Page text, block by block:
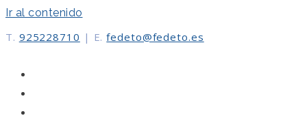
Ir al contenido
T. 925228710 | E. fedeto@fedeto.es